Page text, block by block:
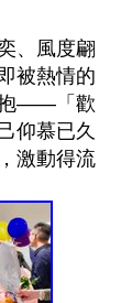
、風度翩
被熱情的
抱——「歡
仰慕已久
激動得流